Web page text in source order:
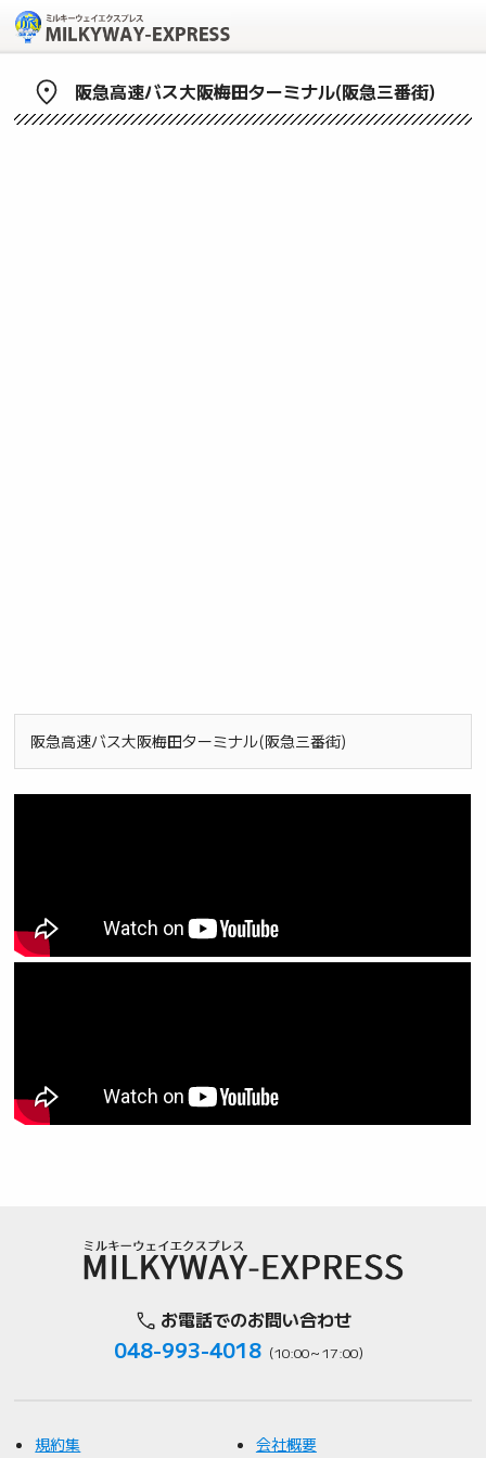
阪急高速バス大阪梅田ターミナル(阪急三番街)
阪急高速バス大阪梅田ターミナル(阪急三番街)
お電話でのお問い合わせ
048-993-4018 （10:00～17:00）
規約集
会社概要